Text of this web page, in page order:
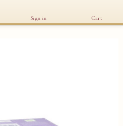
Sign in Cart